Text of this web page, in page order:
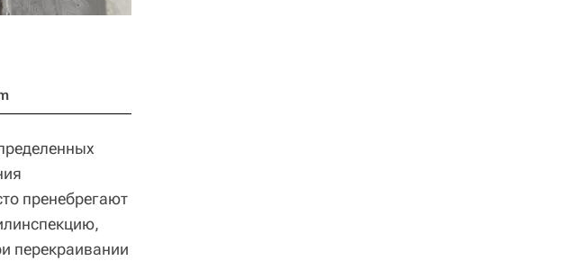
пренебрегают
перекраивании